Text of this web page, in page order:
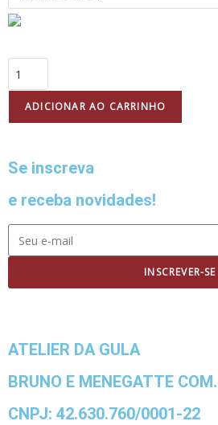
ADICIONAR AO CARRINHO
Se inscreva
e receba novidades!
INSCREVER-SE
ATELIER DA GULA
BRUNO E MENEGATTE
CNPJ: 42.630.760/0001-22